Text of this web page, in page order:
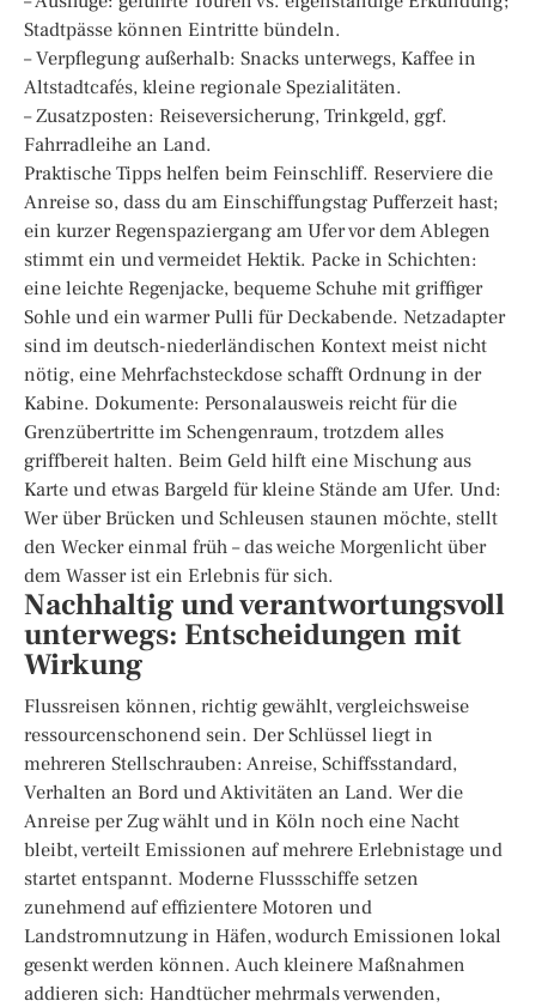
Stadtpässe können Eintritte bündeln.
– Verpflegung außerhalb: Snacks unterwegs, Kaffee in
Altstadtcafés, kleine regionale Spezialitäten.
– Zusatzposten: Reiseversicherung, Trinkgeld, ggf.
Fahrradleihe an Land.
Praktische Tipps helfen beim Feinschliff. Reserviere die
Anreise so, dass du am Einschiffungstag Pufferzeit hast;
ein kurzer Regenspaziergang am Ufer vor dem Ablegen
stimmt ein und vermeidet Hektik. Packe in Schichten:
eine leichte Regenjacke, bequeme Schuhe mit griffiger
Sohle und ein warmer Pulli für Deckabende. Netzadapter
sind im deutsch-niederländischen Kontext meist nicht
nötig, eine Mehrfachsteckdose schafft Ordnung in der
Kabine. Dokumente: Personalausweis reicht für die
Grenzübertritte im Schengenraum, trotzdem alles
griffbereit halten. Beim Geld hilft eine Mischung aus
Karte und etwas Bargeld für kleine Stände am Ufer. Und:
Wer über Brücken und Schleusen staunen möchte, stellt
den Wecker einmal früh – das weiche Morgenlicht über
dem Wasser ist ein Erlebnis für sich.
Nachhaltig und verantwortungsvoll
unterwegs: Entscheidungen mit
Wirkung
Flussreisen können, richtig gewählt, vergleichsweise
ressourcenschonend sein. Der Schlüssel liegt in
mehreren Stellschrauben: Anreise, Schiffsstandard,
Verhalten an Bord und Aktivitäten an Land. Wer die
Anreise per Zug wählt und in Köln noch eine Nacht
bleibt, verteilt Emissionen auf mehrere Erlebnistage und
startet entspannt. Moderne Flussschiffe setzen
zunehmend auf effizientere Motoren und
Landstromnutzung in Häfen, wodurch Emissionen lokal
gesenkt werden können. Auch kleinere Maßnahmen
addieren sich: Handtücher mehrmals verwenden,